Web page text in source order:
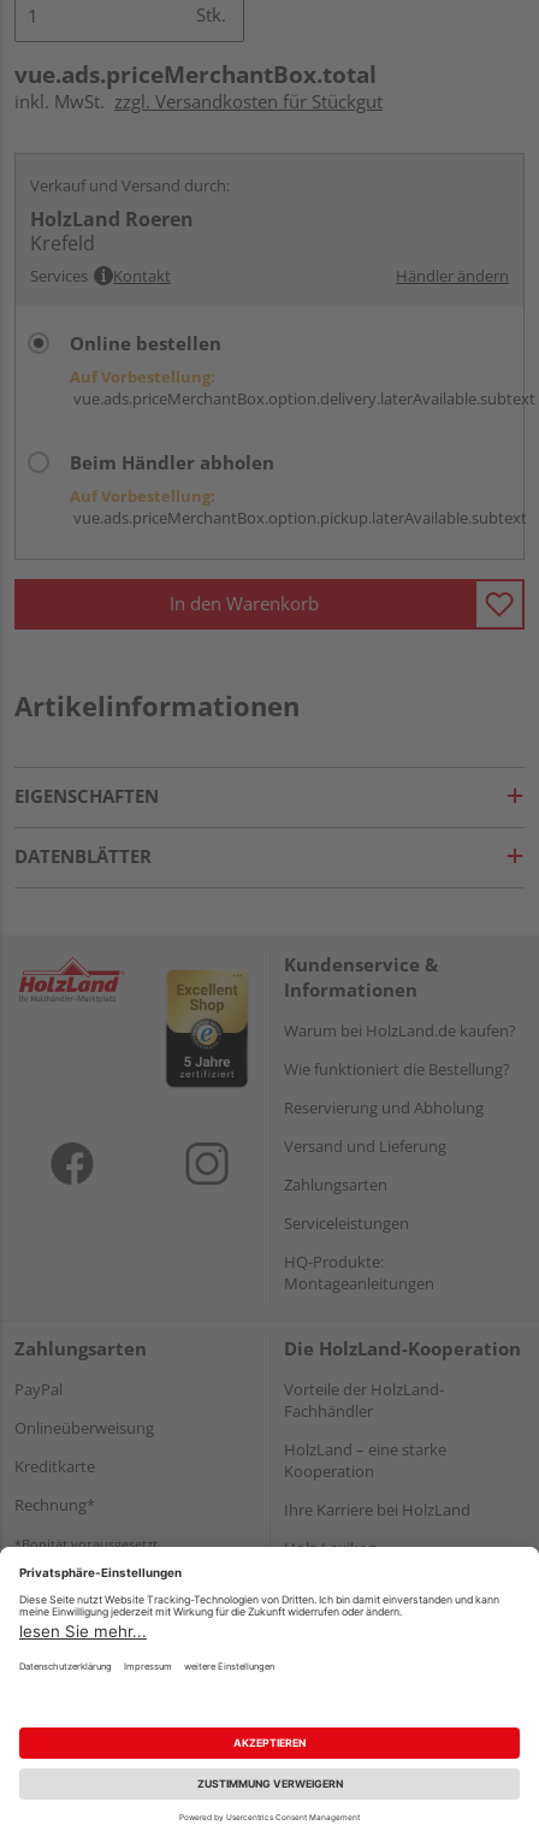
Stk.
vue.ads.priceMerchantBox.total
inkl. MwSt. zzgl. Versandkosten für Stückgut
Verkauf und Versand durch:
HolzLand Roeren
Krefeld
Services Kontakt Händler ändern
Online bestellen
Auf Vorbestellung:
vue.ads.priceMerchantBox.option.delivery.laterAvailable.subtext
Beim Händler abholen
Auf Vorbestellung:
vue.ads.priceMerchantBox.option.pickup.laterAvailable.subtext
In den Warenkorb
Artikelinformationen
EIGENSCHAFTEN
DATENBLÄTTER
Kundenservice &
Informationen
Warum bei HolzLand.de kaufen?
Wie funktioniert die Bestellung?
Reservierung und Abholung
Versand und Lieferung
Zahlungsarten
Serviceleistungen
HQ-Produkte:
Montageanleitungen
Zahlungsarten
PayPal
Onlineüberweisung
Kreditkarte
Rechnung*
*Bonität vorausgesetzt
Die HolzLand-Kooperation
Vorteile der HolzLand-
Fachhändler
HolzLand – eine starke
Kooperation
Ihre Karriere bei HolzLand
Holz-Lexikon
Impressum Datenschutz
Nutzungsbedingungen
Barrierefreiheitserklärung
Vertrag widerrufen